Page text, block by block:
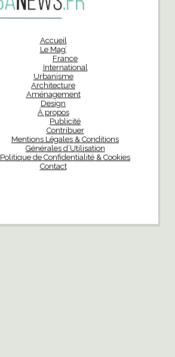
Accueil
Le Mag’
France
International
Urbanisme
Architecture
Aménagement
Design
À propos
Publicité
Contribuer
Mentions Légales & Conditions
Générales d’Utilisation
Politique de Confidentialité & Cookies
Contact